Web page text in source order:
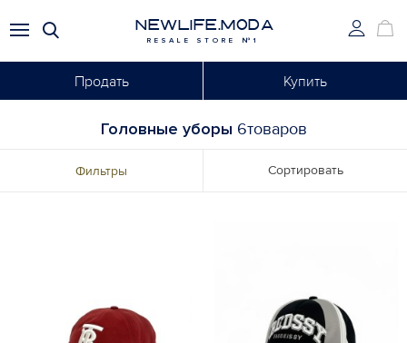
NEWLIFE.MODA
RESALE STORE №1
Продать Купить
Головные уборы 6товаров
Фильтры Сортировать